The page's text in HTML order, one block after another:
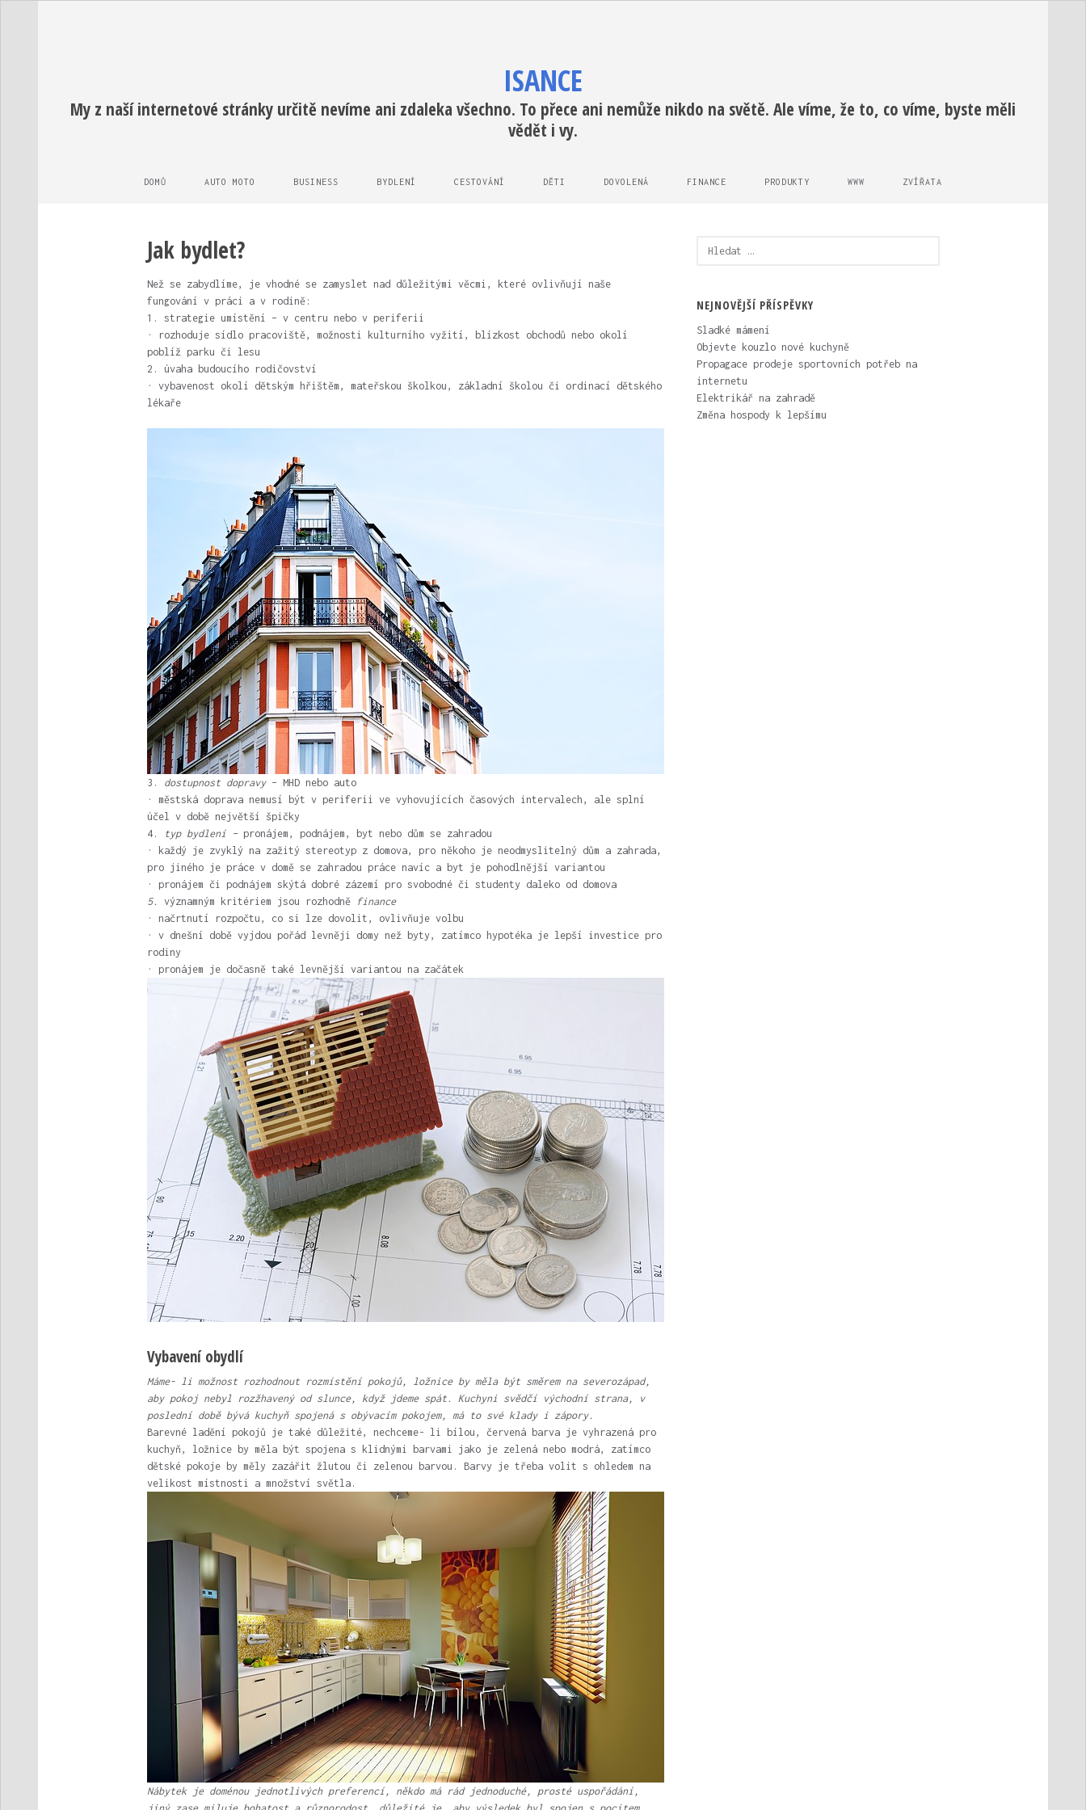
ISANCE
My z naší internetové stránky určitě nevíme ani zdaleka všechno. To přece ani nemůže nikdo na světě. Ale víme, že to, co víme, byste měli
vědět i vy.
DOMŮ AUTO MOTO BUSINESS BYDLENÍ CESTOVÁNÍ DĚTI DOVOLENÁ FINANCE PRODUKTY WWW ZVÍŘATA
Jak bydlet?
Než se zabydlíme, je vhodné se zamyslet nad důležitými věcmi, které ovlivňují naše
fungování v práci a v rodině:
1. strategie umístění – v centru nebo v periferii
· rozhoduje sídlo pracoviště, možnosti kulturního vyžití, blízkost obchodů nebo okolí
poblíž parku či lesu
2. úvaha budoucího rodičovství
· vybavenost okolí dětským hřištěm, mateřskou školkou, základní školou či ordinací dětského
lékaře
3. dostupnost dopravy– MHD nebo auto
· městská doprava nemusí být v periferii ve vyhovujících časových intervalech, ale splní
účel v době největší špičky
4.
typ bydlení – pronájem, podnájem, byt nebo dům se zahradou
· každý je zvyklý na zažitý stereotyp z domova, pro někoho je neodmyslitelný dům a zahrada,
pro jiného je práce v domě se zahradou práce navíc a byt je pohodlnější variantou
· pronájem či podnájem skýtá dobré zázemí pro svobodné či studenty daleko od domova
5. významným kritériem jsou rozhodně finance
· načrtnutí rozpočtu, co si lze dovolit, ovlivňuje volbu
· v dnešní době vyjdou pořád levněji domy než byty, zatímco hypotéka je lepší investice pro
rodiny
· pronájem je dočasně také levnější variantou na začátek
Vybavení obydlí
Máme- li možnost rozhodnout rozmístění pokojů, ložnice by měla být směrem na severozápad,
aby pokoj nebyl rozžhavený od slunce, když jdeme spát. Kuchyni svědčí východní strana, v
poslední době bývá kuchyň spojená s obývacím pokojem, má to své klady i zápory.
Barevné ladění pokojů je také důležité, nechceme- li bílou, červená barva je vyhrazená pro
kuchyň, ložnice by měla být spojena s klidnými barvami jako je zelená nebo modrá, zatímco
dětské pokoje by měly zazářit žlutou či zelenou barvou. Barvy je třeba volit s ohledem na
velikost místnosti a množství světla.
Nábytek je doménou jednotlivých preferencí, někdo má rád jednoduché, prosté uspořádání,
Vyhledávání
NEJNOVĚJŠÍ PŘÍSPĚVKY
Sladké mámení
Objevte kouzlo nové kuchyně
Propagace prodeje sportovních potřeb na
internetu
Elektrikář na zahradě
Změna hospody k lepšímu